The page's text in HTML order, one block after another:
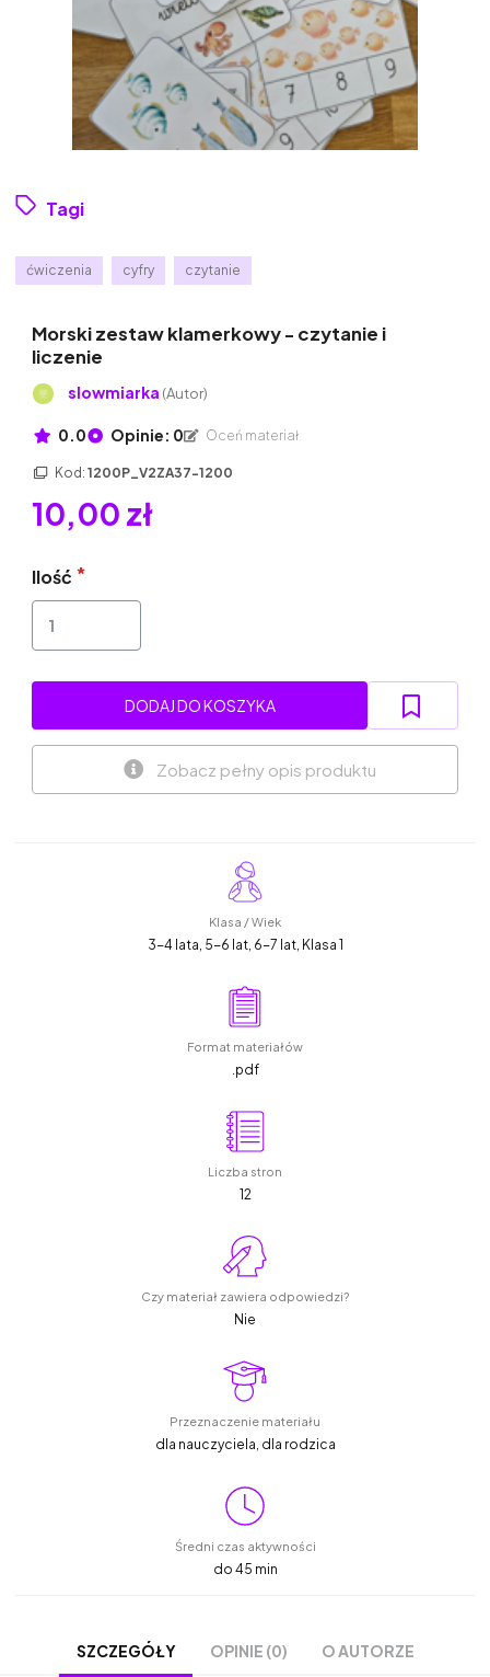
Tagi
ćwiczenia cyfry czytanie
Morski zestaw klamerkowy - czytanie i
liczenie
slowmiarka (Autor)
0.0 Opinie: 0 Oceń materiał
Kod: 1200P_V2ZA37-1200
10,00 zł
Ilość
DODAJ DO KOSZYKA
Zobacz pełny opis produktu
Klasa / Wiek
3-4 lata, 5-6 lat, 6-7 lat, Klasa 1
Format materiałów
.pdf
Liczba stron
12
Czy materiał zawiera odpowiedzi?
Nie
Przeznaczenie materiału
dla nauczyciela, dla rodzica
Średni czas aktywności
do 45 min
SZCZEGÓŁY OPINIE (0) O AUTORZE